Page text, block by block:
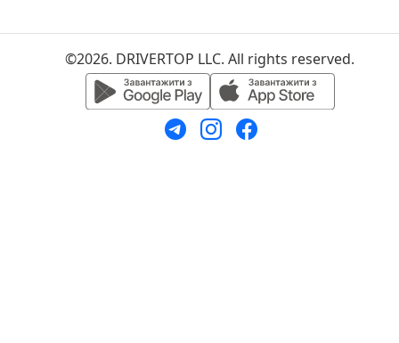
©2026. DRIVERTOP LLC. All rights reserved.